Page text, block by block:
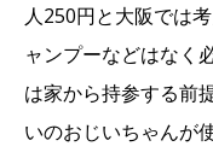
人250円と大阪では
ャンプーなどはなく
は家から持参する前
いのおじいちゃんが